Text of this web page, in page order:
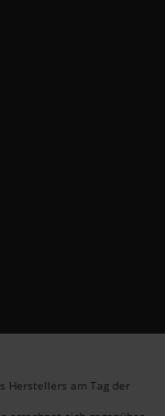
Herstellers am Tag der